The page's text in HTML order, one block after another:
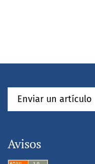
Enviar un artículo
Avisos